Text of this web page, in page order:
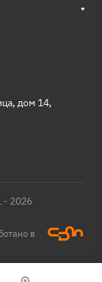
дом 14,
- 2026
в